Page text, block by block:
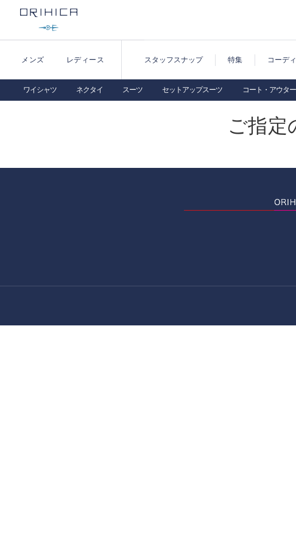
メンズ レディース スタッフスナップ 特集 コーデ
ワイシャツ ネクタイ スーツ セットアップスーツ コート・アウター
ご指定